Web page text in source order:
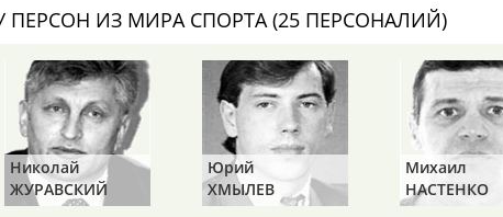
Каримжан
АБДРАХМАНОВ
Аделя
АБДРАХМАНОВА
Андрей
АБДУВАЛИЕВ
ПЕРСОН ИЗ МИРА СПОРТА (25 ПЕРСОНАЛИЙ)
Николай
ЖУРАВСКИЙ
Юрий
ХМЫЛЕВ
Михаил
НАСТЕНКО